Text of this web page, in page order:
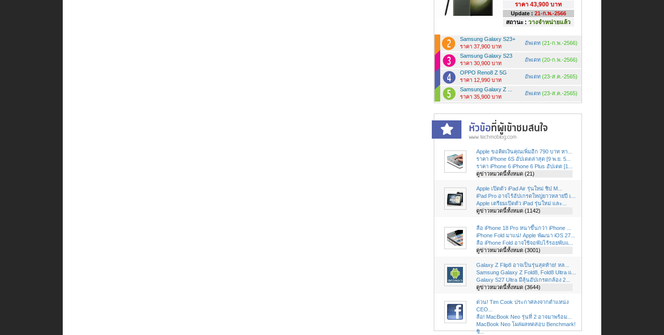
ราคา 43,900 บาท
Update : 21-ก.พ.-2566
สถานะ : วางจำหน่ายแล้ว
Samsung Galaxy S23+
ราคา 37,900 บาท
อัพเดท (21-ก.พ.-2566)
Samsung Galaxy S23
ราคา 30,900 บาท
อัพเดท (20-ก.พ.-2566)
OPPO Reno8 Z 5G
ราคา 12,990 บาท
อัพเดท (23-ส.ค.-2565)
Samsung Galaxy Z ...
ราคา 35,900 บาท
อัพเดท (23-ส.ค.-2565)
Apple ขอคิดเงินคุณเพิ่มอีก 790 บาท หา...
ราคา iPhone 6S อัปเดตล่าสุด [9 พ.ย. 5...
ราคา iPhone 6 iPhone 6 Plus อัปเดต [1...
ดูข่าวหมวดนี้ทั้งหมด (21)
Apple เปิดตัว iPad Air รุ่นใหม่ ชิป M...
iPad Pro อาจไร้อัปเกรดใหญ่ยาวหลายปี เ...
Apple เตรียมเปิดตัว iPad รุ่นใหม่ และ...
ดูข่าวหมวดนี้ทั้งหมด (1142)
ลือ iPhone 18 Pro หนาขึ้นกว่า iPhone ...
iPhone Fold มาแน่! Apple พัฒนา iOS 27...
ลือ iPhone Fold อาจใช้จอพับไร้รอยพับแ...
ดูข่าวหมวดนี้ทั้งหมด (3001)
Galaxy Z Flip8 อาจเป็นรุ่นสุดท้าย! หล...
Samsung Galaxy Z Fold8, Fold8 Ultra แ...
Galaxy S27 Ultra มีลุ้นอัปเกรดกล้อง 2...
ดูข่าวหมวดนี้ทั้งหมด (3644)
ด่วน! Tim Cook ประกาศลงจากตำแหน่ง
CEO...
ลือ! MacBook Neo รุ่นที่ 2 อาจมาพร้อม...
MacBook Neo โผล่ผลทดสอบ Benchmark!
ชิ...